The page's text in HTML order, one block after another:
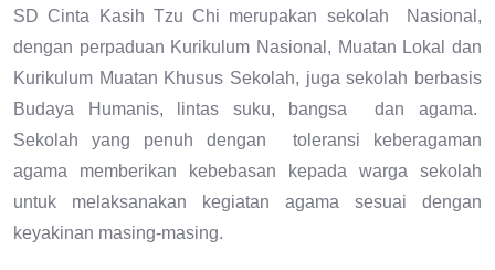
SD Cinta Kasih Tzu Chi merupakan sekolah Nasional,
dengan perpaduan Kurikulum Nasional, Muatan Lokal dan
Kurikulum Muatan Khusus Sekolah, juga sekolah berbasis
Budaya Humanis, lintas suku, bangsa dan agama.
Sekolah yang penuh dengan toleransi keberagaman
agama memberikan kebebasan kepada warga sekolah
untuk melaksanakan kegiatan agama sesuai dengan
keyakinan masing-masing.